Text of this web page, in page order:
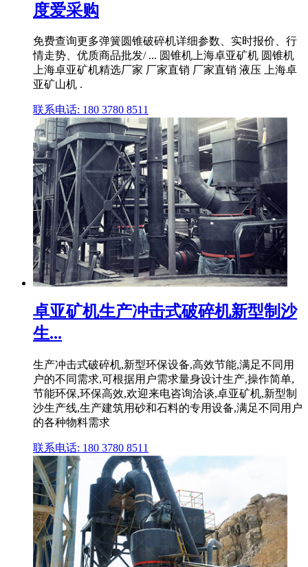
度爱采购
免费查询更多弹簧圆锥破碎机详细参数、实时报价、行
情走势、优质商品批发/ ... 圆锥机上海卓亚矿机 圆锥机
上海卓亚矿机精选厂家 厂家直销 厂家直销 液压 上海卓
亚矿山机 .
联系电话: 180 3780 8511
卓亚矿机生产冲击式破碎机新型制沙
生...
生产冲击式破碎机,新型环保设备,高效节能,满足不同用
户的不同需求,可根据用户需求量身设计生产,操作简单,
节能环保,环保高效,欢迎来电咨询洽谈,卓亚矿机,新型制
沙生产线,生产建筑用砂和石料的专用设备,满足不同用户
的各种物料需求
联系电话: 180 3780 8511